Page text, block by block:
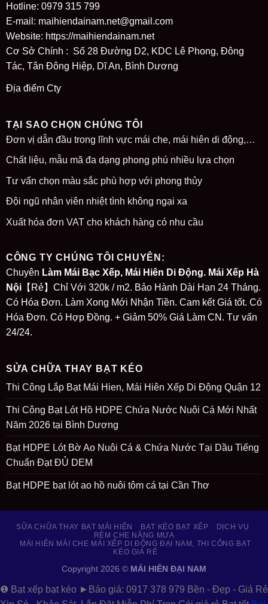
Hotline: 0979 315 799
E-mail: maihiendainam.net@gmail.com
Website: https://maihiendainam.net
Cơ Sở Chính : Số 28 Đường D2, KDC Lê Phong, Đông
Tác, Tân Đông Hiệp, Dĩ An, Bình Dương
Địa điểm Cty
TẠI SAO CHỌN CHÚNG TÔI
Đơn vị dẫn đầu trong lĩnh vực mái che, mái hiên di động,…
Chất liệu, mẫu mã đa dạng phong phú nhiều lựa chọn
Tư vấn chọn màu sắc phù hợp với phong thủy
Đội ngũ nhân viên nhiệt tình không ngại xa
Xuất hóa đơn VAT cho khách hàng có nhu cầu
CÔNG TY CHÚNG TÔI CHUYÊN:
Chuyên Làm Mái Bạc Xếp, Mái Hiên Di Động. Mái Xếp Hà
Nội【Rẻ】Chỉ Với 320k / m2. Bảo Hành Dài Hạn 24 Tháng.
Có Hóa Đơn. Làm Xong Mới Nhận Tiền. Cam kết Giá tốt. Có
Hóa Đơn. Có Hợp Đồng. + Giảm 50% Giá Làm CN. Tư vấn
24/24.
SỬA CHỮA THAY BẠT KÉO
Thi Công Lắp Bạt Mái Hien, Mái Hiên Xếp Di Động Quận 12
Thi Công Bạt Lót Hồ HDPE Chứa Nước Nuôi Cá Mới Nhất
Năm 2026 tại Bình Dương
Bạt HDPE Lót Bờ Ao Nuôi Cá & Chứa Nước Tại Dầu Tiếng
Chuẩn Đạt ĐỦ DEM
Bạt HDPE bạt lót ao hồ nuôi tôm cá tại Cần Thơ
SỮA CHỮA THAY BẠT MÁI HIÊN BẠT KÉO BẠT XẾP
DỊCH VỤ
RÈM CHE NẮNG MƯA
MÁI HIÊN MÁI CHE MÁI XẾP DI ĐỘNG ĐẠI NAM, THI CÔNG BẠT
KÉO GIÁ RẺ
Copyright 2026 © MÁI HIÊN ĐẠI NAM
❶ Bạt xếp bạt kéo ►Báo giá: 0917 378 979 Bền - Đẹp - Giá Rẻ